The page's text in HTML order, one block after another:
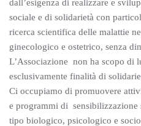
dall’esigenza di realizzare e
sociale e di solidarietà con
ricerca scientifica delle malattie
ginecologico e ostetrico, senza
L’Associazione non ha scopo di
esclusivamente finalità di
Ci occupiamo di promuovere
e programmi di sensibilizzazione
tipo biologico, psicologico e